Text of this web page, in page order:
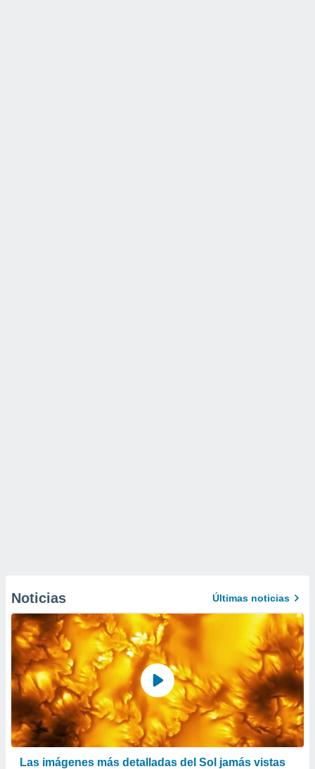
Noticias Últimas noticias
Las imágenes más detalladas del Sol jamás vistas